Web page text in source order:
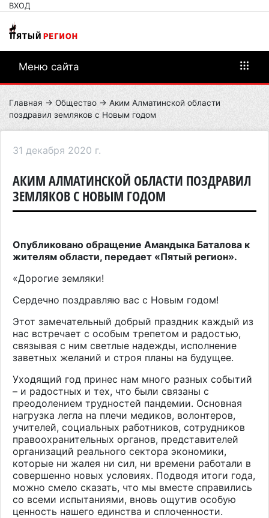
ВХОД
Меню сайта
Главная → Общество → Аким Алматинской области
поздравил земляков с Новым годом
31 декабря 2020 г.
АКИМ АЛМАТИНСКОЙ ОБЛАСТИ ПОЗДРАВИЛ
ЗЕМЛЯКОВ С НОВЫМ ГОДОМ
Опубликовано обращение Амандыка Баталова к
жителям области, передает «Пятый регион».
«Дорогие земляки!
Сердечно поздравляю вас с Новым годом!
Этот замечательный добрый праздник каждый из
нас встречает с особым трепетом и радостью,
связывая с ним светлые надежды, исполнение
заветных желаний и строя планы на будущее.
Уходящий год принес нам много разных событий
– и радостных и тех, что были связаны с
преодолением трудностей пандемии. Основная
нагрузка легла на плечи медиков, волонтеров,
учителей, социальных работников, сотрудников
правоохранительных органов, представителей
организаций реального сектора экономики,
которые ни жалея ни сил, ни времени работали в
совершенно новых условиях. Подводя итоги года,
можно смело сказать, что мы вместе справились
со всеми испытаниями, вновь ощутив особую
ценность нашего единства и сплоченности.